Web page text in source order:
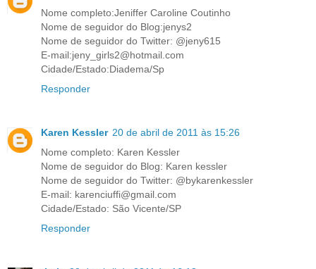
Nome completo:Jeniffer Caroline Coutinho
Nome de seguidor do Blog:jenys2
Nome de seguidor do Twitter: @jeny615
E-mail:jeny_girls2@hotmail.com
Cidade/Estado:Diadema/Sp
Responder
Karen Kessler 20 de abril de 2011 às 15:26
Nome completo: Karen Kessler
Nome de seguidor do Blog: Karen kessler
Nome de seguidor do Twitter: @bykarenkessler
E-mail: karenciuffi@gmail.com
Cidade/Estado: São Vicente/SP
Responder